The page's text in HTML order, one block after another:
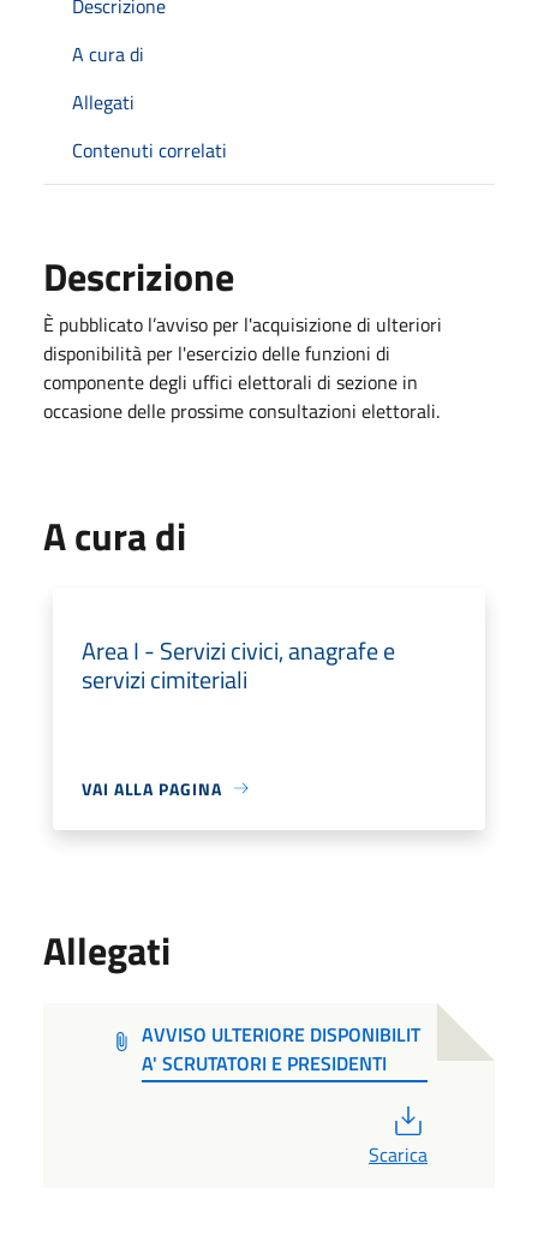
A cura di
Allegati
Contenuti correlati
Descrizione
È pubblicato l’avviso per l'acquisizione di ulteriori
disponibilità per l'esercizio delle funzioni di
componente degli uffici elettorali di sezione in
occasione delle prossime consultazioni elettorali.
A cura di
Area I - Servizi civici, anagrafe e
servizi cimiteriali
VAI ALLA PAGINA
Allegati
AVVISO ULTERIORE DISPONIBILIT
A' SCRUTATORI E PRESIDENTI
Scarica